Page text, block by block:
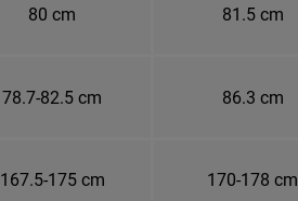
80 cm 81.5 cm
78.7-82.5 cm 86.3 cm
167.5-175 cm 170-178 cm